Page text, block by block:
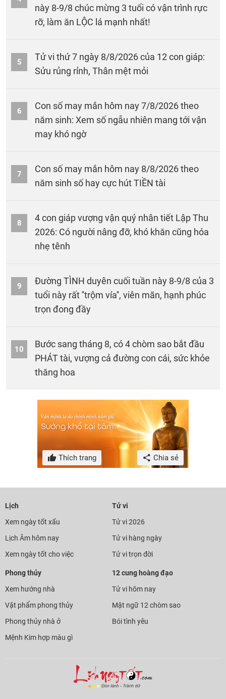
này 8-9/8 chúc mừng 3 tuổi có vận trình rực
rỡ, làm ăn LỘC lá mạnh nhất!
5
Tử vi thứ 7 ngày 8/8/2026 của 12 con giáp:
Sửu rủng rỉnh, Thân mệt mỏi
6
Con số may mắn hôm nay 7/8/2026 theo
năm sinh: Xem số ngẫu nhiên mang tới vận
may khó ngờ
7
Con số may mắn hôm nay 8/8/2026 theo
năm sinh số hay cực hút TIỀN tài
8
4 con giáp vượng vận quý nhân tiết Lập Thu
2026: Có người nâng đỡ, khó khăn cũng hóa
nhẹ tênh
9
Đường TÌNH duyên cuối tuần này 8-9/8 của 3
tuổi này rất ''trộm vía'', viên mãn, hạnh phúc
trọn đong đầy
10
Bước sang tháng 8, có 4 chòm sao bắt đầu
PHÁT tài, vượng cả đường con cái, sức khỏe
thăng hoa
Thích trang Chia sẻ
Lịch
Xem ngày tốt xấu
Lịch Âm hôm nay
Xem ngày tốt cho việc
Tử vi
Tử vi 2026
Tử vi hàng ngày
Tử vi trọn đời
Phong thủy
Xem hướng nhà
Vật phẩm phong thủy
Phong thủy nhà ở
Mệnh Kim hợp màu gì
12 cung hoàng đạo
Tử vi hôm nay
Mật ngữ 12 chòm sao
Bói tình yêu